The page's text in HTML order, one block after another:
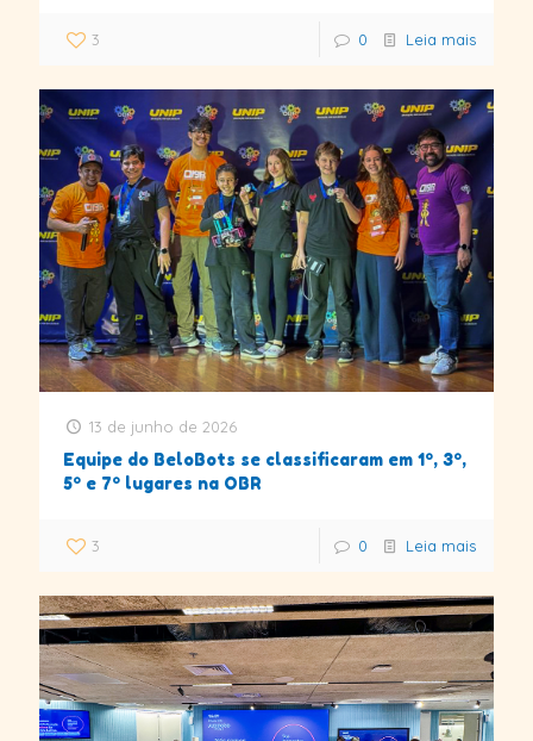
3 0 Leia mais
13 de junho de 2026
Equipe do BeloBots se classificaram em 1º, 3º,
5º e 7º lugares na OBR
3 0 Leia mais